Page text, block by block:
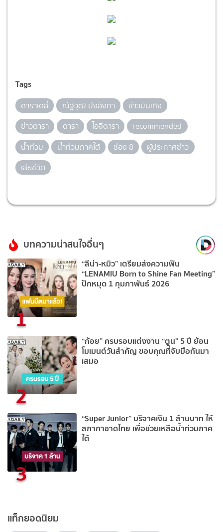
Tags
ดาราเดลี่ ณัฐวุฒิ ปงลังกา
ข่าวบันเทิง
ข่าวดารา
ดารา ไอจีดารา
recommended
น้ำท่วม
น้ำท่วมภาคใต้ ช่อง 8
ผู้ประกาศข่าว
เสียชีวิต
บทความน่าสนใจอื่นๆ
1
“ลีน่า-หมิว” เตรียมส่งความฟิน
“LENAMIU Born to Shine Fan Meeting”
ปักหมุด 1 กุมภาพันธ์ 2026
2
“ก้อย” ครบรอบแต่งงาน “ตูน” 5 ปี ย้อน
โมเมนต์วันสำคัญ ขอบคุณที่จับมือกันมา
เสมอ
3
“Super Junior” บริจาคเงิน 1 ล้านบาท ให้
สภากาชาดไทย เพื่อช่วยเหลือน้ำท่วมภาค
ใต้
แท็กยอดนิยม